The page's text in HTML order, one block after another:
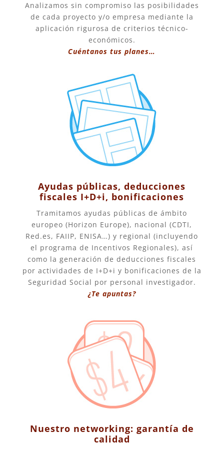
Analizamos sin compromiso las posibilidades
de cada proyecto y/o empresa mediante la
aplicación rigurosa de criterios técnico-
económicos.
Cuéntanos tus planes…
Ayudas públicas, deducciones
fiscales I+D+i, bonificaciones
Tramitamos ayudas públicas de ámbito
europeo (Horizon Europe), nacional (CDTI,
Red.es, FAIIP, ENISA…) y regional (incluyendo
el programa de Incentivos Regionales), así
como la generación de deducciones fiscales
por actividades de I+D+i y bonificaciones de la
Seguridad Social por personal investigador.
¿Te apuntas?
Nuestro networking: garantía de
calidad